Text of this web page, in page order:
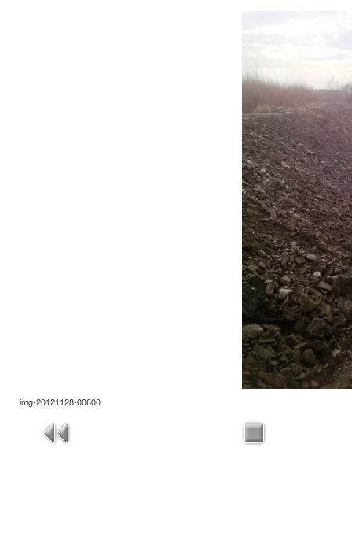
img-20121128-00600